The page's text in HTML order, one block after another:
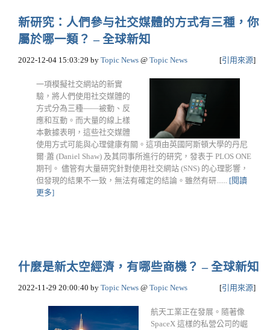
新研究：人們參与社交媒體的方式有三種，你
屬於哪一類？ – 全球新知
2022-12-04 15:03:29 by Topic News @ Topic News [引用來源]
一項模擬社交網站的新實
驗，將人們使用社交媒體的
方式分為三種——被動、反
應和互動。而大量的線上樣
本數據表明，這些社交媒體
使用方式可能與心理健康有關。這項由英國阿斯頓大學的丹尼
爾·蕭 (Daniel Shaw) 及其同事所進行的研究，發表于 PLOS ONE
期刊。 儘管有大量研究針對使用社交網站 (SNS) 的心理影響，
但發現的結果不一致，無法有確定的結論。雖然有研...... [閱讀
更多]
什麼是新太空經濟，有哪些商機？ – 全球新知
2022-11-29 20:00:40 by Topic News @ Topic News [引用來源]
航天工業正在發展。隨著像
SpaceX 這樣的私營公司的崛